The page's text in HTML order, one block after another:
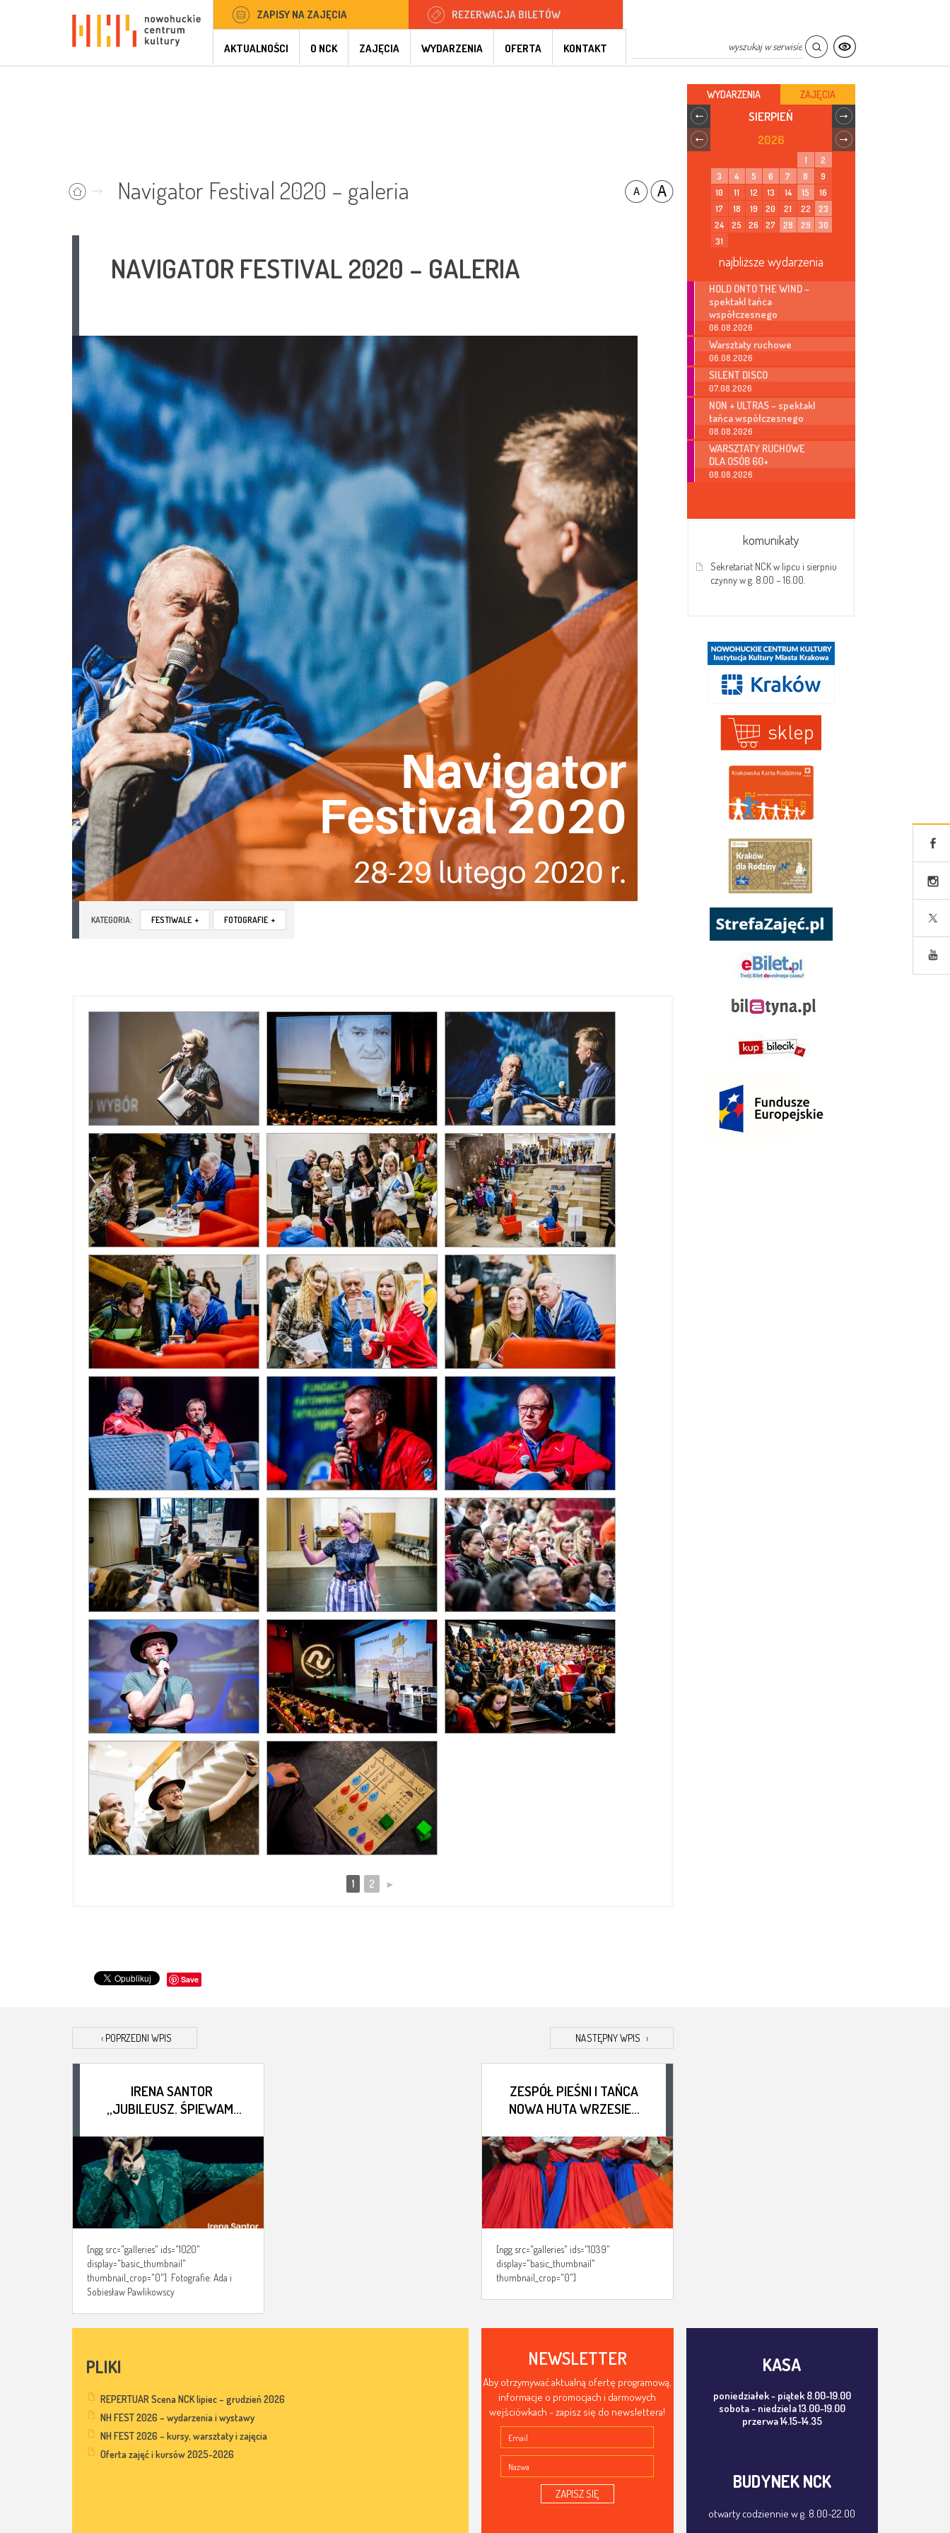
ZAPISY NA ZAJĘCIA REZERWACJA BILETÓW
AKTUALNOŚCI O NCK ZAJĘCIA WYDARZENIA OFERTA KONTAKT
Navigator Festival 2020 – galeria
NAVIGATOR FESTIVAL 2020 – GALERIA
KATEGORIA: FESTIWALE + FOTOGRAFIE +
1 2 ►
Save
WYDARZENIA ZAJĘCIA
SIERPIEŃ
2026
1
2
3
4 5 6 7 8
9
10
11 12 13 14 15
16
17
18 19 20 21 22
23
24
25 26 27 28 29
30
31
najbliższe wydarzenia
HOLD ONTO THE WIND –
spektakl tańca
współczesnego
06.08.2026
Warsztaty ruchowe
06.08.2026
SILENT DISCO
07.08.2026
NON + ULTRAS – spektakl
tańca współczesnego
08.08.2026
WARSZTATY RUCHOWE
DLA OSÓB 60+
08.08.2026
komunikaty
Sekretariat NCK w lipcu i sierpniu
czynny w g. 8.00 – 16.00.
‹ POPRZEDNI WPIS
IRENA SANTOR
„JUBILEUSZ. ŚPIEWAM,
GALERIA
[ngg src="galleries" ids="1020"
display="basic_thumbnail"
thumbnail_crop="0"] Fotografie: Ada i
Sobiesław Pawlikowscy
NASTĘPNY WPIS ›
ZESPÓŁ PIEŚNI I TAŃCA
NOWA HUTA WRZESIEŃ
[ngg src="galleries" ids="1039"
display="basic_thumbnail"
thumbnail_crop="0"]
PLIKI
REPERTUAR Scena NCK lipiec – grudzień 2026
NH FEST 2026 – wydarzenia i wystawy
NH FEST 2026 – kursy, warsztaty i zajęcia
Oferta zajęć i kursów 2025-2026
NEWSLETTER
Aby otrzymywać aktualną ofertę programową,
informacje o promocjach i darmowych
wejściówkach - zapisz się do newslettera!
ZAPISZ SIĘ
KASA
poniedziałek - piątek 8.00-19.00
sobota - niedziela 13.00-19.00
przerwa 14.15-14.35
BUDYNEK NCK
otwarty codziennie w g. 8.00-22.00